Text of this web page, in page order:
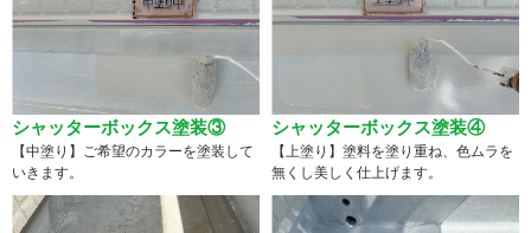
シャッターボックス塗装③
【中塗り】ご希望のカラーを塗装して
いきます。
シャッターボックス塗装④
【上塗り】塗料を塗り重ね、色ムラを
無くし美しく仕上げます。